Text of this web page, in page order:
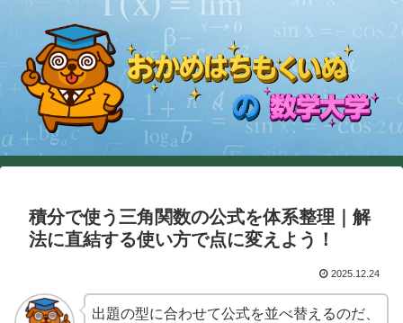
積分で使う三角関数の公式を体系整理｜解
法に直結する使い方で点に変えよう！
2025.12.24
出題の型に合わせて公式を並べ替えるのだ、